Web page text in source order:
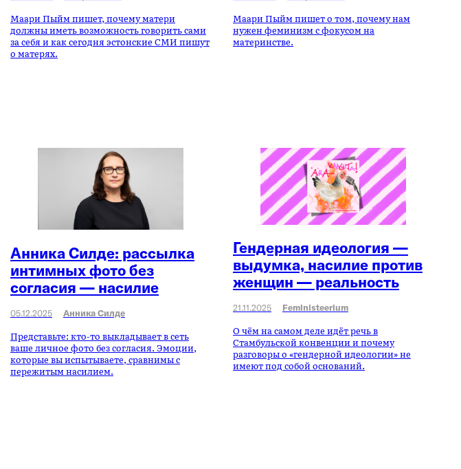
Маари Пыйм пишет, почему матери
должны иметь возможность говорить сами
за себя и как сегодня эстонские СМИ пишут
о матерях.
Маари Пыйм пишет о том, почему нам
нужен феминизм с фокусом на
материнстве.
Анника Силде: рассылка
интимных фото без
согласия — насилие
05.12.2025 Анника Силде
Представьте: кто-то выкладывает в сеть
ваше личное фото без согласия. Эмоции,
которые вы испытываете, сравнимы с
пережитым насилием.
Гендерная идеология —
выдумка, насилие против
женщин — реальность
21.11.2025 Feministeerium
О чём на самом деле идёт речь в
Стамбульской конвенции и почему
разговоры о «гендерной идеологии» не
имеют под собой оснований.